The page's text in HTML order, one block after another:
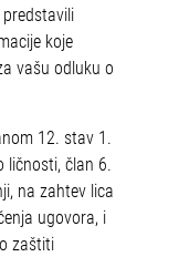
koje
vašu odluku o
12. stav 1.
ličnosti, član 6.
na zahtev lica
ugovora, i
zaštiti